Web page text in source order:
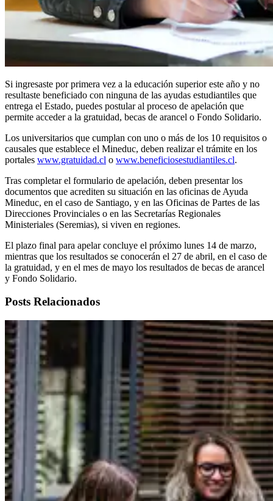
Si ingresaste por primera vez a la educación superior este año y no
resultaste beneficiado con ninguna de las ayudas estudiantiles que
entrega el Estado, puedes postular al proceso de apelación que
permite acceder a la gratuidad, becas de arancel o Fondo Solidario.
Los universitarios que cumplan con uno o más de los 10 requisitos o
causales que establece el Mineduc, deben realizar el trámite en los
portales www.gratuidad.cl o www.beneficiosestudiantiles.cl.
Tras completar el formulario de apelación, deben presentar los
documentos que acrediten su situación en las oficinas de Ayuda
Mineduc, en el caso de Santiago, y en las Oficinas de Partes de las
Direcciones Provinciales o en las Secretarías Regionales
Ministeriales (Seremias), si viven en regiones.
El plazo final para apelar concluye el próximo lunes 14 de marzo,
mientras que los resultados se conocerán el 27 de abril, en el caso de
la gratuidad, y en el mes de mayo los resultados de becas de arancel
y Fondo Solidario.
Posts Relacionados